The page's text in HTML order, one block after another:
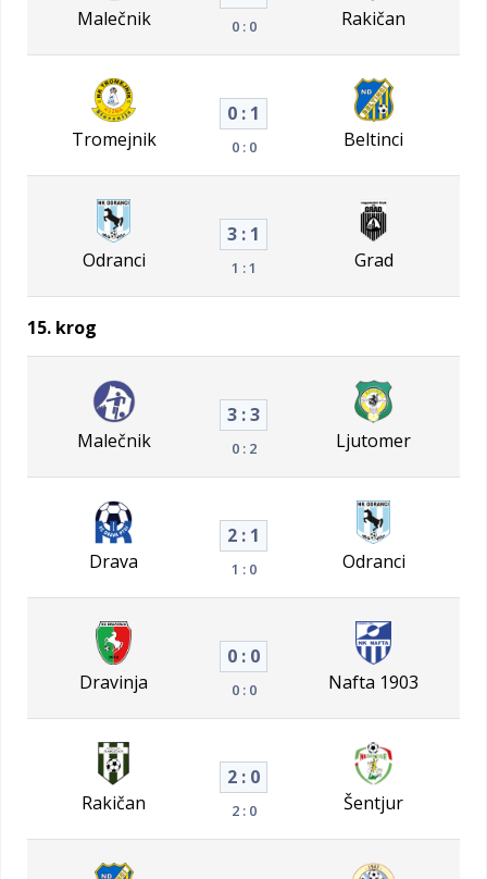
Malečnik 0 : 0 Rakičan
Tromejnik
0 : 1
0 : 0 Beltinci
Odranci
3 : 1
1 : 1 Grad
15. krog
Malečnik
3 : 3
0 : 2 Ljutomer
Drava
2 : 1
1 : 0 Odranci
Dravinja
0 : 0
0 : 0 Nafta 1903
Rakičan
2 : 0
2 : 0 Šentjur